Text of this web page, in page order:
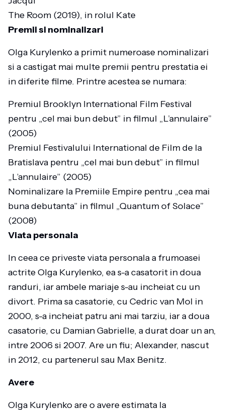
The Room (2019), in rolul Kate
Premii si nominalizari
Olga Kurylenko a primit numeroase nominalizari
si a castigat mai multe premii pentru prestatia ei
in diferite filme. Printre acestea se numara:
Premiul Brooklyn International Film Festival
pentru „cel mai bun debut” in filmul „L’annulaire”
(2005)
Premiul Festivalului International de Film de la
Bratislava pentru „cel mai bun debut” in filmul
„L’annulaire” (2005)
Nominalizare la Premiile Empire pentru „cea mai
buna debutanta” in filmul „Quantum of Solace”
(2008)
Viata personala
In ceea ce priveste viata personala a frumoasei
actrite Olga Kurylenko, ea s-a casatorit in doua
randuri, iar ambele mariaje s-au incheiat cu un
divort. Prima sa casatorie, cu Cedric van Mol in
2000, s-a incheiat patru ani mai tarziu, iar a doua
casatorie, cu Damian Gabrielle, a durat doar un an,
intre 2006 si 2007. Are un fiu; Alexander, nascut
in 2012, cu partenerul sau Max Benitz.
Avere
Olga Kurylenko are o avere estimata la